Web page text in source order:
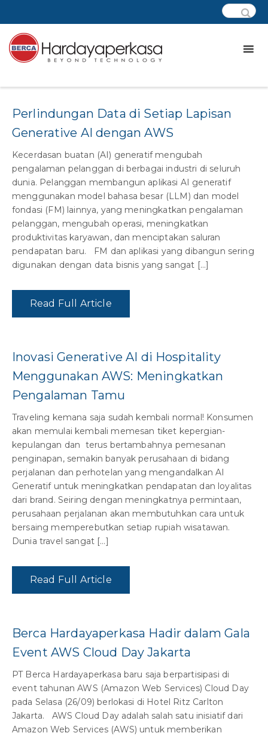
Perlindungan Data di Setiap Lapisan
Generative AI dengan AWS
Kecerdasan buatan (AI) generatif mengubah
pengalaman pelanggan di berbagai industri di seluruh
dunia. Pelanggan membangun aplikasi AI generatif
menggunakan model bahasa besar (LLM) dan model
fondasi (FM) lainnya, yang meningkatkan pengalaman
pelanggan, mengubah operasi, meningkatkan
produktivitas karyawan, dan menciptakan saluran
pendapatan baru. FM dan aplikasi yang dibangun sering
digunakan dengan data bisnis yang sangat […]
Read Full Article
Inovasi Generative AI di Hospitality
Menggunakan AWS: Meningkatkan
Pengalaman Tamu
Traveling kemana saja sudah kembali normal! Konsumen
akan memulai kembali memesan tiket kepergian-
kepulangan dan terus bertambahnya pemesanan
penginapan, semakin banyak perusahaan di bidang
perjalanan dan perhotelan yang mengandalkan AI
Generatif untuk meningkatkan pendapatan dan loyalitas
dari brand. Seiring dengan meningkatnya permintaan,
perusahaan perjalanan akan membutuhkan cara untuk
bersaing memperebutkan setiap rupiah wisatawan.
Dunia travel sangat […]
Read Full Article
Berca Hardayaperkasa Hadir dalam Gala
Event AWS Cloud Day Jakarta
PT Berca Hardayaperkasa baru saja berpartisipasi di
event tahunan AWS (Amazon Web Services) Cloud Day
pada Selasa (26/09) berlokasi di Hotel Ritz Carlton
Jakarta. AWS Cloud Day adalah salah satu inisiatif dari
Amazon Web Services (AWS) untuk memberikan